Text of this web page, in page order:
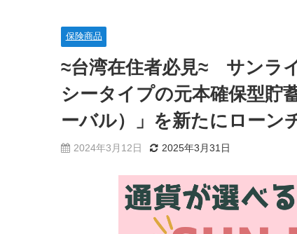
保険商品
≈台湾在住者必見≈ サンラ
シータイプの元本確保型貯
ーバル）」を新たにローン
2024年3月12日 2025年3月31日